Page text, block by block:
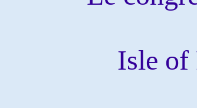
Isle of